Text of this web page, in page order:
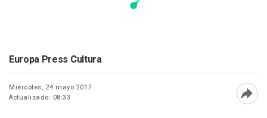
Europa Press Cultura
Miércoles, 24 mayo 2017
Actualizado: 08:33